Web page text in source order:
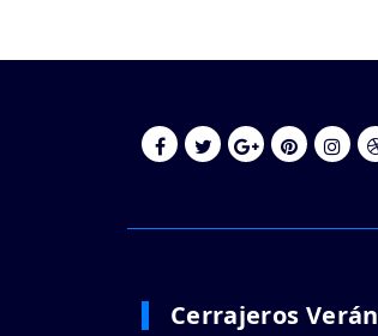
Cerrajeros Verán